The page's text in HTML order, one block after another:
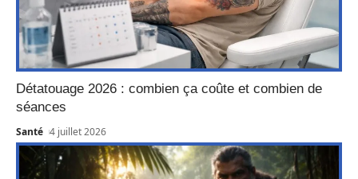
Détatouage 2026 : combien ça coûte et combien de
séances
Santé 4 juillet 2026